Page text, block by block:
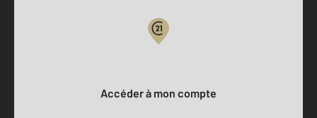
Accéder à mon compte